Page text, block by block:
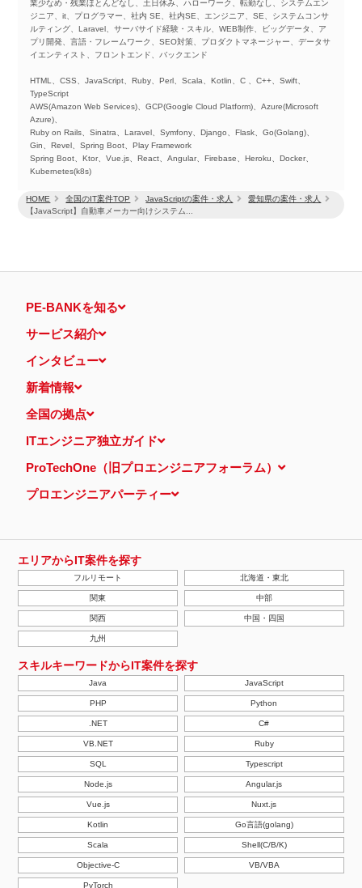
HOME 全国のIT案件TOP JavaScriptの案件・求人
愛知県の案件・求人
【JavaScript】自動車メーカー向けシステム...
業少なめ・残業ほとんどなし、土日休み、ハローワーク、転勤なし、システムエン
ジニア、it、プログラマー、社内 SE、社内SE、エンジニア、SE、システムコンサ
ルティング、Laravel、サーバサイド経験・スキル、WEB制作、ビッグデータ、ア
プリ開発、言語・フレームワーク、SEO対策、プロダクトマネージャー、データサ
イエンティスト、フロントエンド、バックエンド
HTML、CSS、JavaScript、Ruby、Perl、Scala、Kotlin、C 、C++、Swift、
TypeScript
AWS(Amazon Web Services)、GCP(Google Cloud Platform)、Azure(Microsoft
Azure)、
Ruby on Rails、Sinatra、Laravel、Symfony、Django、Flask、Go(Golang)、
Gin、Revel、Spring Boot、Play Framework
Spring Boot、Ktor、Vue.js、React、Angular、Firebase、Heroku、Docker、
Kubernetes(k8s)
PE-BANKを知る
サービス紹介
インタビュー
新着情報
全国の拠点
ITエンジニア独立ガイド
ProTechOne（旧プロエンジニアフォーラム）
プロエンジニアパーティー
エリアからIT案件を探す
フルリモート 北海道・東北
関東 中部
関西 中国・四国
九州
スキルキーワードからIT案件を探す
Java JavaScript
PHP Python
.NET C#
VB.NET Ruby
SQL Typescript
Node.js Angular.js
Vue.js Nuxt.js
Kotlin Go言語(golang)
Scala Shell(C/B/K)
Objective-C VB/VBA
PyTorch